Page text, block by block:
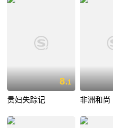
8.1
贵妇失踪记 非洲和尚